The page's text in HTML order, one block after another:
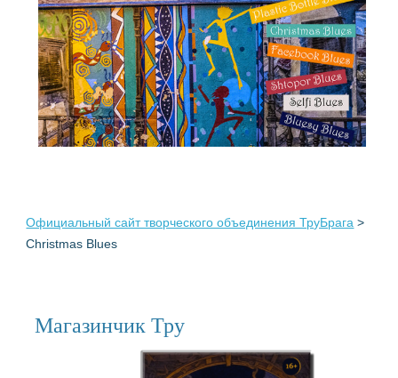
Официальный сайт творческого объединения ТруБрага >
Christmas Blues
Магазинчик Тру